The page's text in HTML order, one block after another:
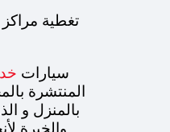
تغطية
سيارات
المنتشرة
بالمنزل و
والخبرة